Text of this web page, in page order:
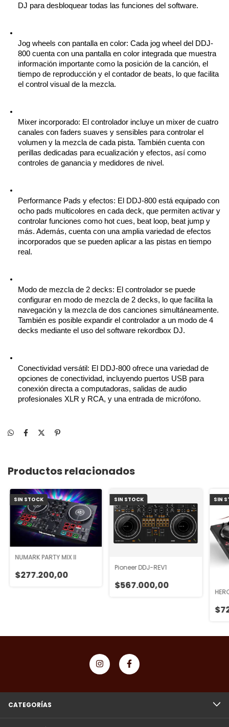
DJ para desbloquear todas las funciones del software.
Jog wheels con pantalla en color: Cada jog wheel del DDJ-
800 cuenta con una pantalla en color integrada que muestra
información importante como la posición de la canción, el
tiempo de reproducción y el contador de beats, lo que facilita
el control visual de la mezcla.
Mixer incorporado: El controlador incluye un mixer de cuatro
canales con faders suaves y sensibles para controlar el
volumen y la mezcla de cada pista. También cuenta con
perillas dedicadas para ecualización y efectos, así como
controles de ganancia y medidores de nivel.
Performance Pads y efectos: El DDJ-800 está equipado con
ocho pads multicolores en cada deck, que permiten activar y
controlar funciones como hot cues, beat loop, beat jump y
más. Además, cuenta con una amplia variedad de efectos
incorporados que se pueden aplicar a las pistas en tiempo
real.
Modo de mezcla de 2 decks: El controlador se puede
configurar en modo de mezcla de 2 decks, lo que facilita la
navegación y la mezcla de dos canciones simultáneamente.
También es posible expandir el controlador a un modo de 4
decks mediante el uso del software rekordbox DJ.
Conectividad versátil: El DDJ-800 ofrece una variedad de
opciones de conectividad, incluyendo puertos USB para
conexión directa a computadoras, salidas de audio
profesionales XLR y RCA, y una entrada de micrófono.
Productos relacionados
SIN STOCK
NUMARK PARTY MIX II
$277.200,00
SIN STOCK
Pioneer DDJ-REV1
$567.000,00
SIN
CATEGORÍAS